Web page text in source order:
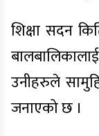
शिक्षा सदन
उनीहरुले
जनाएको छ ।